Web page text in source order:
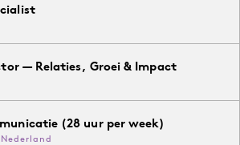
— Relaties, Groei & Impact
(28 uur per week)